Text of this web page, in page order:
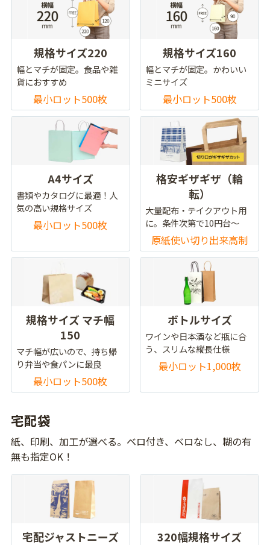
規格サイズ220
幅とマチが固定。食品や雑
貨におすすめ
最小ロット500枚
規格サイズ160
幅とマチが固定。かわいい
ミニサイズ
最小ロット500枚
A4サイズ
書類やカタログに最適！人
気の高い規格サイズ
最小ロット500枚
格安ギザギザ（輪
転）
大量配布・テイクアウト用
に。条件次第で10円台～
原紙使い切り出来高制
規格サイズ マチ幅
150
マチ幅が広いので、持ち帰
り弁当や食パンに最良
最小ロット500枚
ボトルサイズ
ワインや日本酒など瓶に合
う、スリムな縦長仕様
最小ロット1,000枚
宅配袋
紙、印刷、加工が選べる。ベロ付き、ベロなし、糊の有
無も指定OK！
宅配ジャストニーズ 320幅規格サイズ